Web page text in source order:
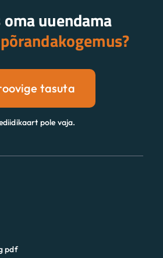
uuendama
tasuta
pole vaja.
pdf